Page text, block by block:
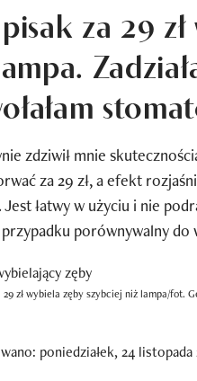
za 29
zdziwił mnie
za 29 zł, a efekt
Jest łatwy w użyciu i nie
porównywalny do
29 zł wybiela zęby szybciej niż lampa/fot.
poniedziałek, 24 listopada